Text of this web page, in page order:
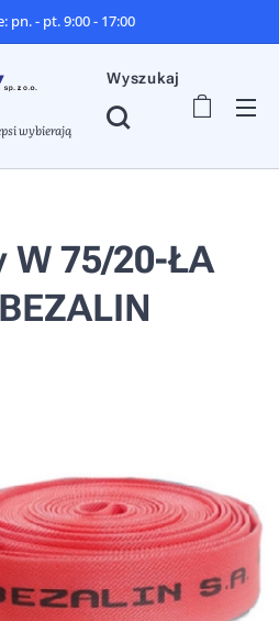
pn. - pt. 9:00 - 17:00
wybierają
Wyszukaj
W 75/20-ŁA